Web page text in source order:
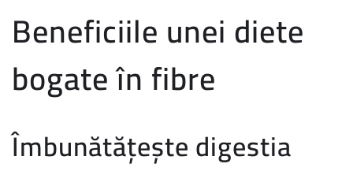
Beneficiile unei diete
bogate în fibre
Îmbunătățește digestia